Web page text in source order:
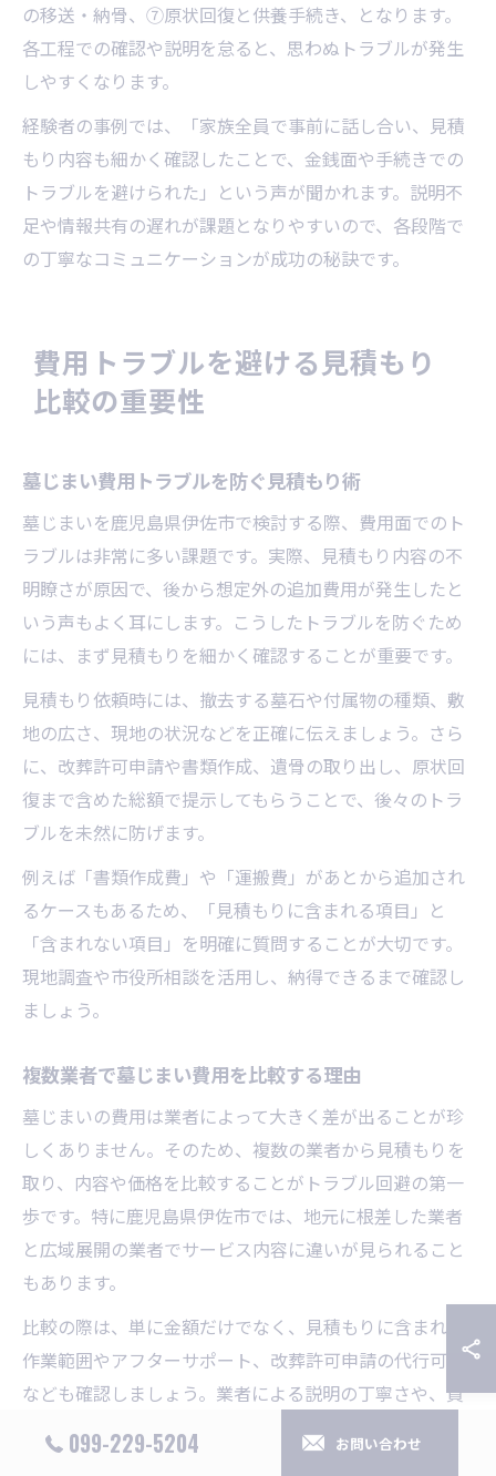
の移送・納骨、⑦原状回復と供養手続き、となります。
各工程での確認や説明を怠ると、思わぬトラブルが発生
しやすくなります。
経験者の事例では、「家族全員で事前に話し合い、見積
もり内容も細かく確認したことで、金銭面や手続きでの
トラブルを避けられた」という声が聞かれます。説明不
足や情報共有の遅れが課題となりやすいので、各段階で
の丁寧なコミュニケーションが成功の秘訣です。
費用トラブルを避ける見積もり
比較の重要性
墓じまい費用トラブルを防ぐ見積もり術
墓じまいを鹿児島県伊佐市で検討する際、費用面でのト
ラブルは非常に多い課題です。実際、見積もり内容の不
明瞭さが原因で、後から想定外の追加費用が発生したと
いう声もよく耳にします。こうしたトラブルを防ぐため
には、まず見積もりを細かく確認することが重要です。
見積もり依頼時には、撤去する墓石や付属物の種類、敷
地の広さ、現地の状況などを正確に伝えましょう。さら
に、改葬許可申請や書類作成、遺骨の取り出し、原状回
復まで含めた総額で提示してもらうことで、後々のトラ
ブルを未然に防げます。
例えば「書類作成費」や「運搬費」があとから追加され
るケースもあるため、「見積もりに含まれる項目」と
「含まれない項目」を明確に質問することが大切です。
現地調査や市役所相談を活用し、納得できるまで確認し
ましょう。
複数業者で墓じまい費用を比較する理由
墓じまいの費用は業者によって大きく差が出ることが珍
しくありません。そのため、複数の業者から見積もりを
取り、内容や価格を比較することがトラブル回避の第一
歩です。特に鹿児島県伊佐市では、地元に根差した業者
と広域展開の業者でサービス内容に違いが見られること
もあります。
比較の際は、単に金額だけでなく、見積もりに含まれる
作業範囲やアフターサポート、改葬許可申請の代行可否
なども確認しましょう。業者による説明の丁寧さや、質
099-229-5204 お問い合わせ